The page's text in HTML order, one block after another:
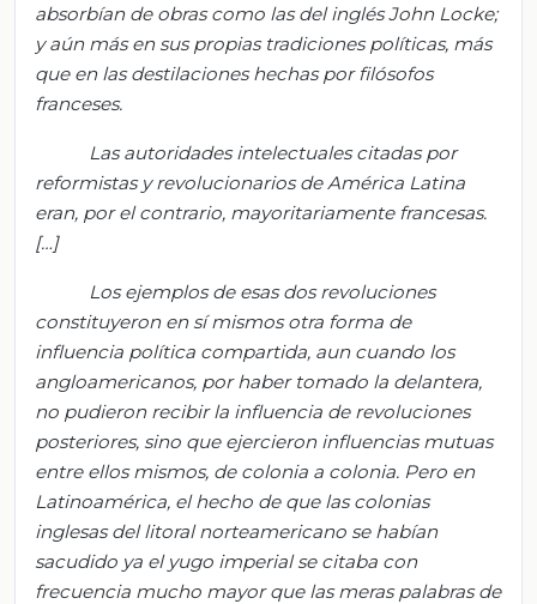
absorbían de obras como las del inglés John Locke;
y aún más en sus propias tradiciones políticas, más
que en las destilaciones hechas por filósofos
franceses.
Las autoridades intelectuales citadas por
reformistas y revolucionarios de América Latina
eran, por el contrario, mayoritariamente francesas.
[…]
Los ejemplos de esas dos revoluciones
constituyeron en sí mismos otra forma de
influencia política compartida, aun cuando los
angloamericanos, por haber tomado la delantera,
no pudieron recibir la influencia de revoluciones
posteriores, sino que ejercieron influencias mutuas
entre ellos mismos, de colonia a colonia. Pero en
Latinoamérica, el hecho de que las colonias
inglesas del litoral norteamericano se habían
sacudido ya el yugo imperial se citaba con
frecuencia mucho mayor que las meras palabras de